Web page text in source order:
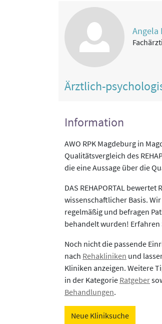
Angela
Ärztlich-
Information
AWO RPK Magdeburg in
Qualitätsvergleich des
die eine Aussage über die
DAS REHAPORTAL
wissenschaftlicher Basis.
regelmäßig und befragen
behandelt wurden! Erfahren
Noch nicht die passende
nach Rehakliniken und
Kliniken anzeigen. Weitere
in der Kategorie Ratgeber
Behandlungen.
Neue Kliniksuche